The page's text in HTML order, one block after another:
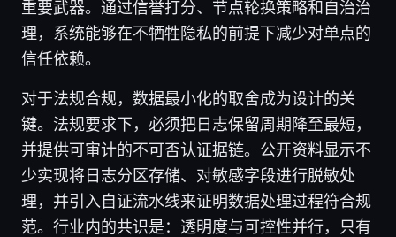
重要武器。通过信誉打分、节点轮换策略和自治治
理，系统能够在不牺牲隐私的前提下减少对单点的
信任依赖。
对于法规合规，数据最小化的取舍成为设计的关
键。法规要求下，必须把日志保留周期降至最短，
并提供可审计的不可否认证据链。公开资料显示不
少实现将日志分区存储、对敏感字段进行脱敏处
理，并引入自证流水线来证明数据处理过程符合规
范。行业内的共识是：透明度与可控性并行，只有